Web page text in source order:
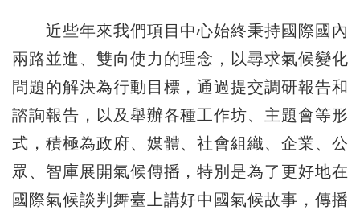
近些年來我們項目中心始終秉持國際國內
兩路並進、雙向使力的理念，以尋求氣候變化
問題的解決為行動目標，通過提交調研報告和
諮詢報告，以及舉辦各種工作坊、主題會等形
式，積極為政府、媒體、社會組織、企業、公
眾、智庫展開氣候傳播，特別是為了更好地在
國際氣候談判舞臺上講好中國氣候故事，傳播